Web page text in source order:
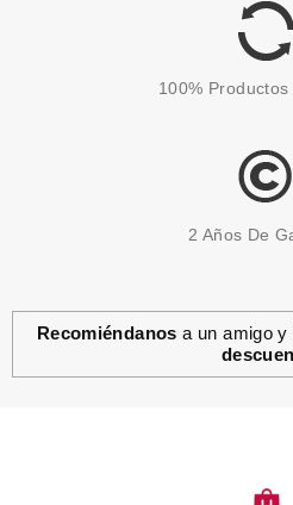
100%
2 Años De
Recomiéndanos a un amigo